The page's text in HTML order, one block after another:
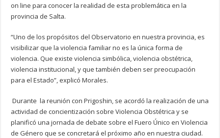
on line para conocer la realidad de esta problemática en la
provincia de Salta.
“Uno de los propósitos del Observatorio en nuestra provincia, es
visibilizar que la violencia familiar no es la única forma de
violencia. Que existe violencia simbólica, violencia obstétrica,
violencia institucional, y que también deben ser preocupación
para el Estado”, explicó Morales.
Durante la reunión con Prigoshin, se acordó la realización de una
actividad de concientización sobre Violencia Obstétrica y se
planificó una jornada de debate sobre el Fuero Único en Violencia
de Género que se concretará el próximo año en nuestra ciudad.